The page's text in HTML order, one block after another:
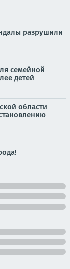
разрушили
семейной
детей
области